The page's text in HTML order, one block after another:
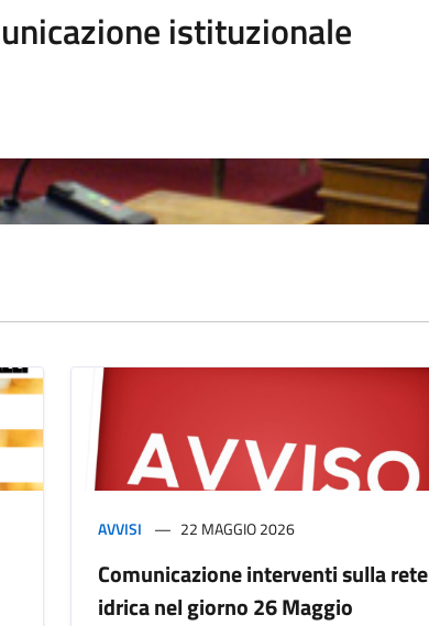
istituzionale
AVVISI 22 MAGGIO 2026
Comunicazione interventi sulla rete
idrica nel giorno 26 Maggio